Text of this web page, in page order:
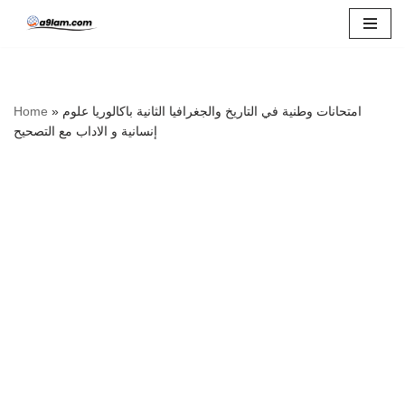
Home » امتحانات وطنية في التاريخ والجغرافيا الثانية باكالوريا علوم
إنسانية و الاداب مع التصحيح